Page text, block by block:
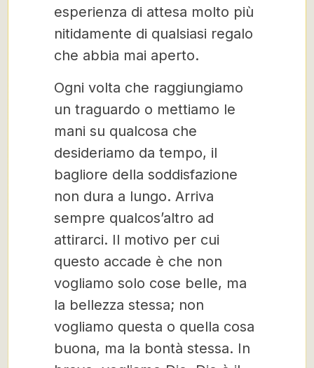
esperienza di attesa molto più
nitidamente di qualsiasi regalo
che abbia mai aperto.
Ogni volta che raggiungiamo
un traguardo o mettiamo le
mani su qualcosa che
desideriamo da tempo, il
bagliore della soddisfazione
non dura a lungo. Arriva
sempre qualcos’altro ad
attirarci. Il motivo per cui
questo accade è che non
vogliamo solo cose belle, ma
la bellezza stessa; non
vogliamo questa o quella cosa
buona, ma la bontà stessa. In